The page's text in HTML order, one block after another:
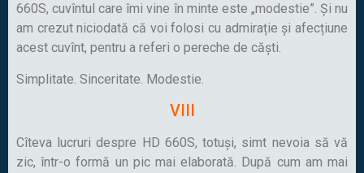
660S, cuvîntul care îmi vine în minte este „modestie”. Și nu
am crezut niciodată că voi folosi cu admirație și afecțiune
acest cuvînt, pentru a referi o pereche de căști.
Simplitate. Sinceritate. Modestie.
VIII
Cîteva lucruri despre HD 660S, totuși, simt nevoia să vă
zic, într-o formă un pic mai elaborată. După cum am mai